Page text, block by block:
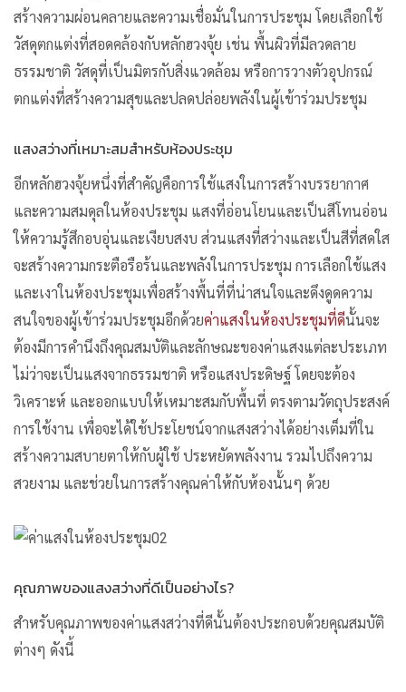
สร้างความผ่อนคลายและความเชื่อมั่นในการประชุม โดยเลือกใช้
วัสดุตกแต่งที่สอดคล้องกับหลักฮวงจุ้ย เช่น พื้นผิวที่มีลวดลาย
ธรรมชาติ วัสดุที่เป็นมิตรกับสิ่งแวดล้อม หรือการวางตัวอุปกรณ์
ตกแต่งที่สร้างความสุขและปลดปล่อยพลังในผู้เข้าร่วมประชุม
แสงสว่างที่เหมาะสมสำหรับห้องประชุม
อีกหลักฮวงจุ้ยหนึ่งที่สำคัญคือการใช้แสงในการสร้างบรรยากาศ
และความสมดุลในห้องประชุม แสงที่อ่อนโยนและเป็นสีโทนอ่อน
ให้ความรู้สึกอบอุ่นและเงียบสงบ ส่วนแสงที่สว่างและเป็นสีที่สดใส
จะสร้างความกระตือรือร้นและพลังในการประชุม การเลือกใช้แสง
และเงาในห้องประชุมเพื่อสร้างพื้นที่ที่น่าสนใจและดึงดูดความ
สนใจของผู้เข้าร่วมประชุมอีกด้วยค่าแสงในห้องประชุมที่ดีนั้นจะ
ต้องมีการคำนึงถึงคุณสมบัติและลักษณะของค่าแสงแต่ละประเภท
ไม่ว่าจะเป็นแสงจากธรรมชาติ หรือแสงประดิษฐ์ โดยจะต้อง
วิเคราะห์ และออกแบบให้เหมาะสมกับพื้นที่ ตรงตามวัตถุประสงค์
การใช้งาน เพื่อจะได้ใช้ประโยชน์จากแสงสว่างได้อย่างเต็มที่ใน
สร้างความสบายตาให้กับผู้ใช้ ประหยัดพลังงาน รวมไปถึงความ
สวยงาม และช่วยในการสร้างคุณค่าให้กับห้องนั้นๆ ด้วย
คุณภาพของแสงสว่างที่ดีเป็นอย่างไร?
สำหรับคุณภาพของค่าแสงสว่างที่ดีนั้นต้องประกอบด้วยคุณสมบัติ
ต่างๆ ดังนี้